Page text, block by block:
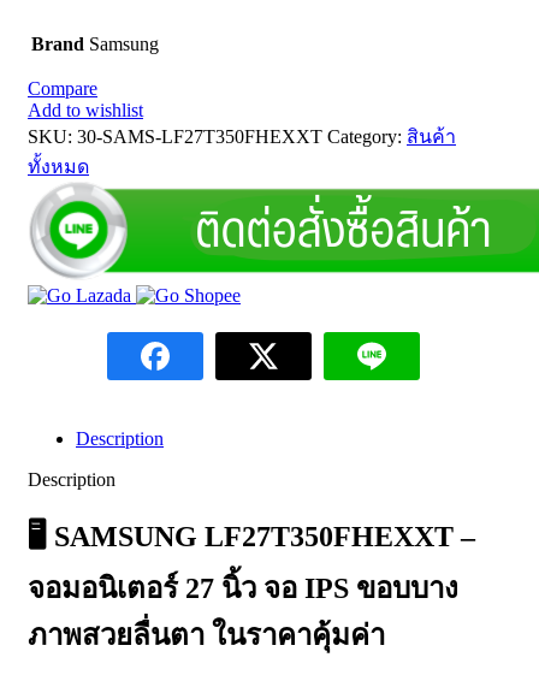
Brand Samsung
Compare
Add to wishlist
SKU: 30-SAMS-LF27T350FHEXXT Category: สินค้า
ทั้งหมด
Description
Description
🖥️ SAMSUNG LF27T350FHEXXT –
จอมอนิเตอร์ 27 นิ้ว จอ IPS ขอบบาง
ภาพสวยลื่นตา ในราคาคุ้มค่า